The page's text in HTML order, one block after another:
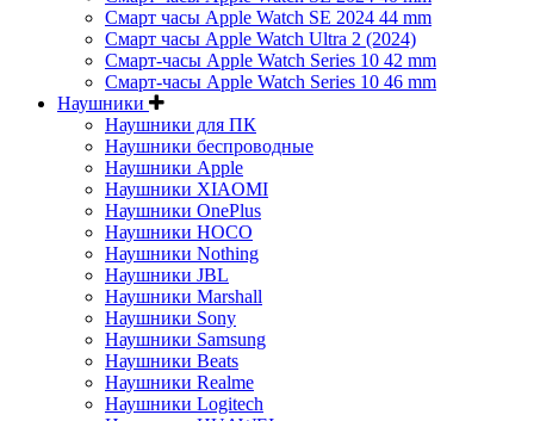
Смарт часы Apple Watch SE 2024 44 mm
Смарт часы Apple Watch Ultra 2 (2024)
Смарт-часы Apple Watch Series 10 42 mm
Смарт-часы Apple Watch Series 10 46 mm
Наушники
Наушники для ПК
Наушники беспроводные
Наушники Apple
Наушники XIAOMI
Наушники OnePlus
Наушники HOCO
Наушники Nothing
Наушники JBL
Наушники Marshall
Наушники Sony
Наушники Samsung
Наушники Beats
Наушники Realme
Наушники Logitech